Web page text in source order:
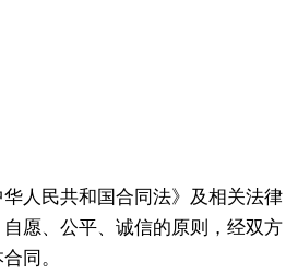
人民共和国合同法》及相关法律
愿、公平、诚信的原则，经双方
同。